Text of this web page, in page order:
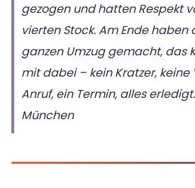
gezogen und hatten Respekt
vierten Stock. Am Ende haben
ganzen Umzug gemacht, das
mit dabei – kein Kratzer, keine
Anruf, ein Termin, alles
München